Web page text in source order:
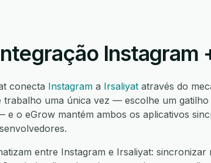
Instagram
conecta Instagram a Irsaliyat através do
uma única vez — escolhe um
o eGrow mantém ambos os aplicativos
entre Instagram e Irsaliyat: sincronizar